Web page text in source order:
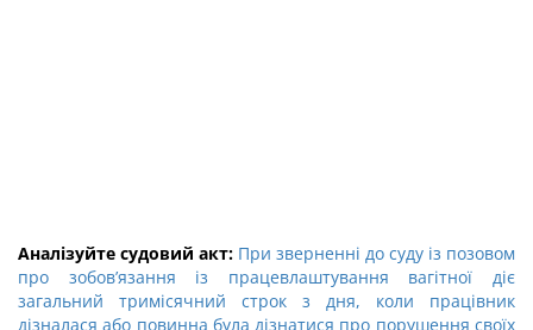
Аналізуйте судовий акт: При зверненні до суду із позовом
про зобов’язання із працевлаштування вагітної діє
загальний тримісячний строк з дня, коли працівник
дізналася або повинна була дізнатися про порушення своїх